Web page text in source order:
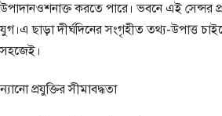
উপাদানওশনাক্ত করতে পারে। ভবনে এই সেন্সর
যুগ।এ ছাড়া দীর্ঘদিনের সংগৃহীত তথ্য-উপাত্ত
সহজেই।
ন্যানো প্রযুক্তির সীমাবদ্ধতা